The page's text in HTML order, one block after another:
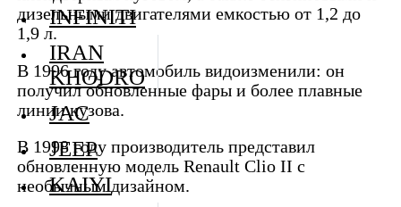
дизельными двигателями емкостью от 1,2 до
1,9 л.
В 1996 году автомобиль видоизменили: он
получил обновленные фары и более плавные
линии кузова.
В 1998 году производитель представил
обновленную модель Renault Clio II с
необычным дизайном.
INFINITI
IRAN
KHODRO
JAC
JEEP
KAIYI